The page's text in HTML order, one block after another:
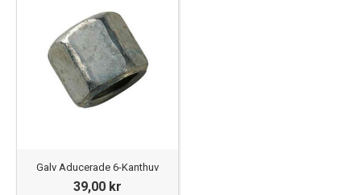
Galv Aducerade 6-Kanthuv
39,00 kr